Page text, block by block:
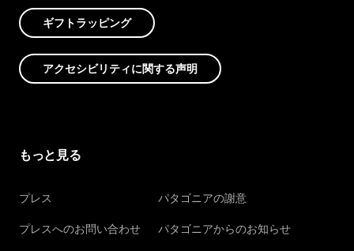
ギフトラッピング
アクセシビリティに関する声明
もっと見る
プレス
プレスへのお問い合わせ
パタゴニアの謝意
パタゴニアからのお知らせ